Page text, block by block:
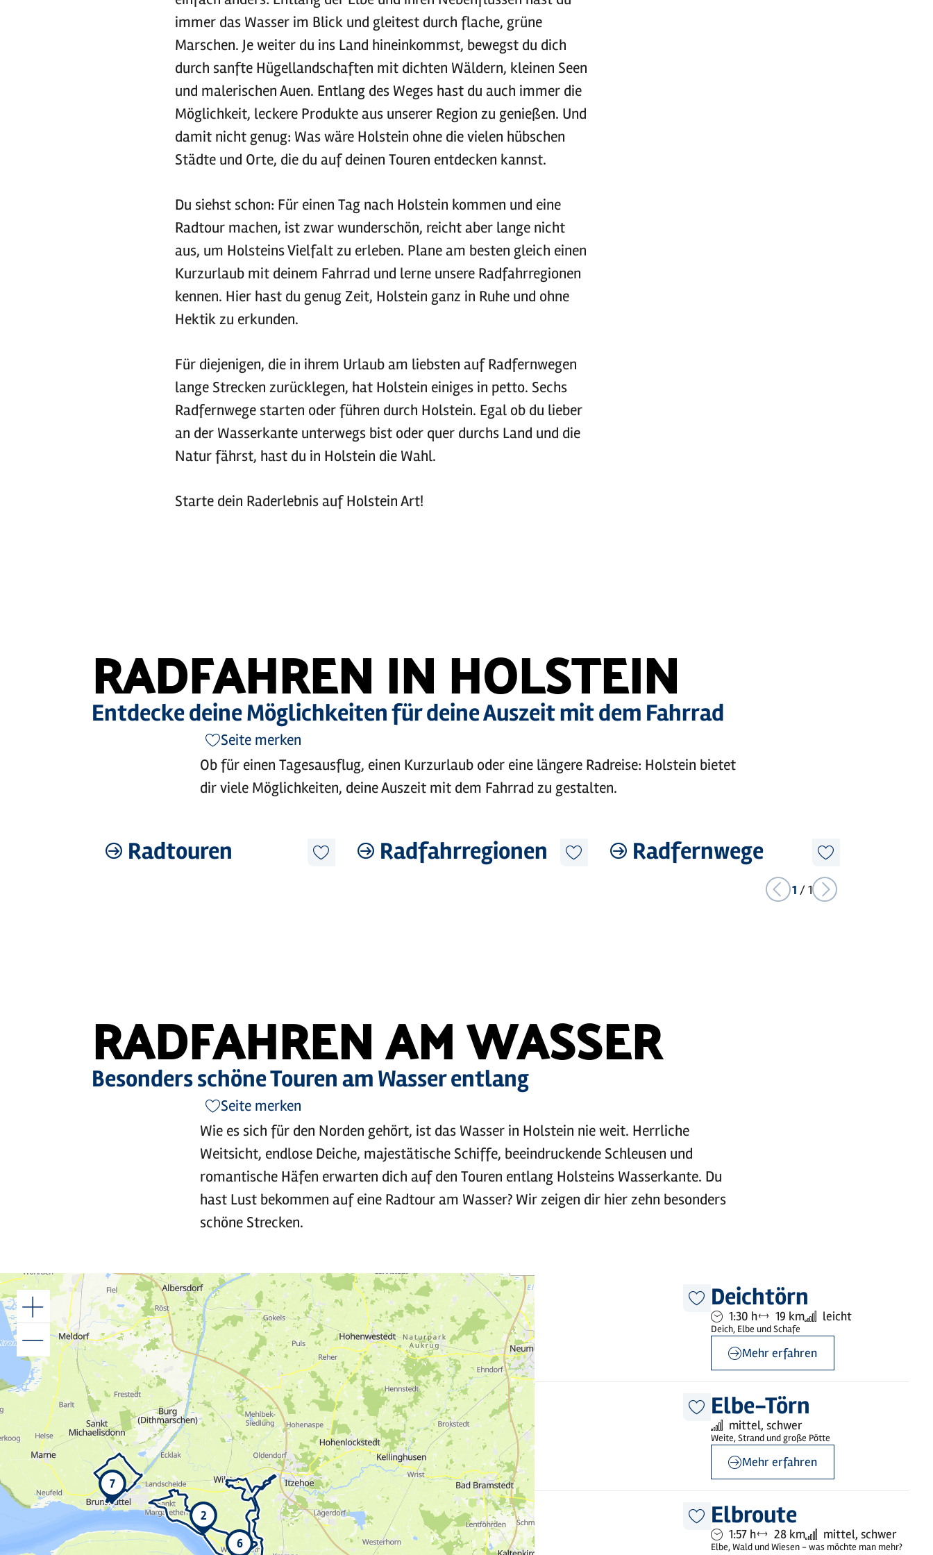
immer das Wasser im Blick und gleitest durch flache, grüne
Marschen. Je weiter du ins Land hineinkommst, bewegst du dich
durch sanfte Hügellandschaften mit dichten Wäldern, kleinen Seen
und malerischen Auen. Entlang des Weges hast du auch immer die
Möglichkeit, leckere Produkte aus unserer Region zu genießen. Und
damit nicht genug: Was wäre Holstein ohne die vielen hübschen
Städte und Orte, die du auf deinen Touren entdecken kannst.
Du siehst schon: Für einen Tag nach Holstein kommen und eine
Radtour machen, ist zwar wunderschön, reicht aber lange nicht
aus, um Holsteins Vielfalt zu erleben. Plane am besten gleich einen
Kurzurlaub mit deinem Fahrrad und lerne unsere Radfahrregionen
kennen. Hier hast du genug Zeit, Holstein ganz in Ruhe und ohne
Hektik zu erkunden.
Für diejenigen, die in ihrem Urlaub am liebsten auf Radfernwegen
lange Strecken zurücklegen, hat Holstein einiges in petto. Sechs
Radfernwege starten oder führen durch Holstein. Egal ob du lieber
an der Wasserkante unterwegs bist oder quer durchs Land und die
Natur fährst, hast du in Holstein die Wahl.
Starte dein Raderlebnis auf Holstein Art!
RADFAHREN IN HOLSTEIN
Entdecke deine Möglichkeiten für deine Auszeit mit dem Fahrrad
Seite merken
Ob für einen Tagesausflug, einen Kurzurlaub oder eine längere Radreise: Holstein bietet
dir viele Möglichkeiten, deine Auszeit mit dem Fahrrad zu gestalten.
Diesen
Radtouren
Mehr
erfahren
Diesen
Radfahrregionen
Mehr
erfahren
Diesen
merken
Radfernwege
Mehr
erfahren
1 /1
RADFAHREN AM WASSER
Besonders schöne Touren am Wasser entlang
Seite merken
Wie es sich für den Norden gehört, ist das Wasser in Holstein nie weit. Herrliche
Weitsicht, endlose Deiche, majestätische Schiffe, beeindruckende Schleusen und
romantische Häfen erwarten dich auf den Touren entlang Holsteins Wasserkante. Du
hast Lust bekommen auf eine Radtour am Wasser? Wir zeigen dir hier zehn besonders
schöne Strecken.
2
6
7
Diesen
Artikel
merken
Deichtörn
Dauer:
1:30 h Entfernung:
19 km Anforderung:
leicht
Deich, Elbe und Schafe
Mehr
erfahren
Mehr erfahren
Diesen
Artikel
merken
Elbe-Törn
Anforderung:
mittel, schwer
Weite, Strand und große Pötte
Mehr erfahren
Diesen
Artikel
merken
Elbroute
Dauer:
1:57 h Entfernung:
28 km Anforderung:
mittel, schwer
Elbe, Wald und Wiesen - was möchte man mehr?
Mehr
erfahren